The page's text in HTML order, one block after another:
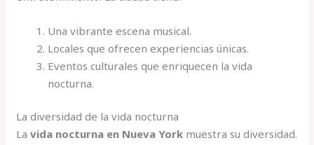
Una vibrante escena musical.
Locales que ofrecen experiencias únicas.
Eventos culturales que enriquecen la vida
nocturna.
La diversidad de la vida nocturna
Lavida nocturna en Nueva York muestra su diversidad.